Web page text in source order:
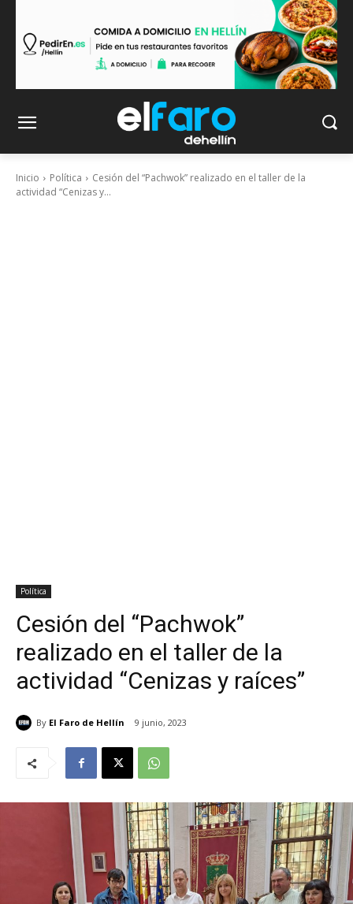
Inicio Política
Cesión del “Pachwok” realizado en el taller de la
actividad “Cenizas y...
Política
Cesión del “Pachwok”
realizado en el taller de la
actividad “Cenizas y raíces”
By El Faro de Hellín 9 junio, 2023